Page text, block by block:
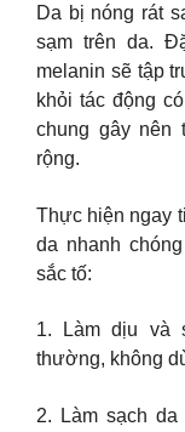
Da bị nóng rát
sạm trên da.
melanin sẽ tập
khỏi tác động
chung gây nên
rộng.
Thực hiện ngay
da nhanh
sắc tố:
1. Làm dịu và
thường, không
2. Làm sạch